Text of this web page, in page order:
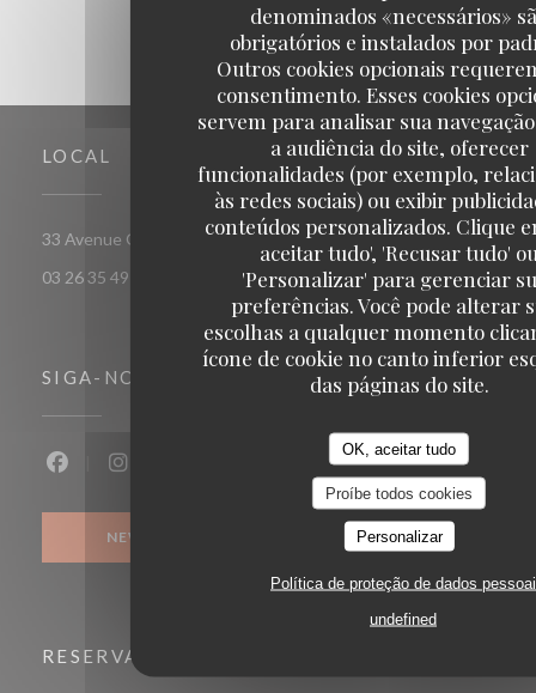
denominados «necessários»
obrigatórios e instalados por
Outros cookies opcionais
consentimento. Esses cookies
servem para analisar sua
a audiência do site, oferecer
funcionalidades (por exemplo,
às redes sociais) ou exibir
conteúdos personalizados. Clique
aceitar tudo', 'Recusar tudo'
'Personalizar' para gerenciar
preferências. Você pode alterar
escolhas a qualquer momento
ícone de cookie no canto inferior
das páginas do site.
OK, aceitar tudo
Proíbe todos cookies
Personalizar
Política de proteção de dados
undefined
LOCAL
33 Avenue Georges Clemenceau 51100 Reims((abre numa nova
03 26 35 49 58
SIGA-NOS
Facebook ((abre numa nova janela))
Instagram ((abre numa nova janela))
NEWSLETTER
RESERVA